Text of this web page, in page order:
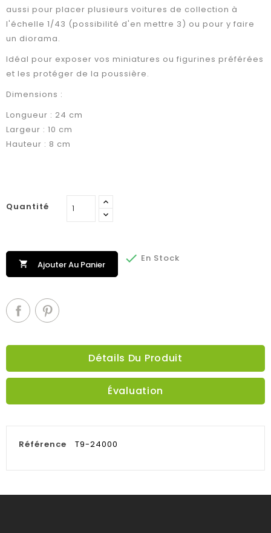
aussi pour placer plusieurs voitures de collection à
l'échelle 1/43 (possibilité d'en mettre 3) ou pour y faire
un diorama.
Idéal pour exposer vos miniatures ou figurines préférées
et les protéger de la poussière.
Dimensions :
Longueur : 24 cm
Largeur : 10 cm
Hauteur : 8 cm
Quantité
 Ajouter Au Panier  En Stock
Détails Du Produit
Évaluation
Référence T9-24000